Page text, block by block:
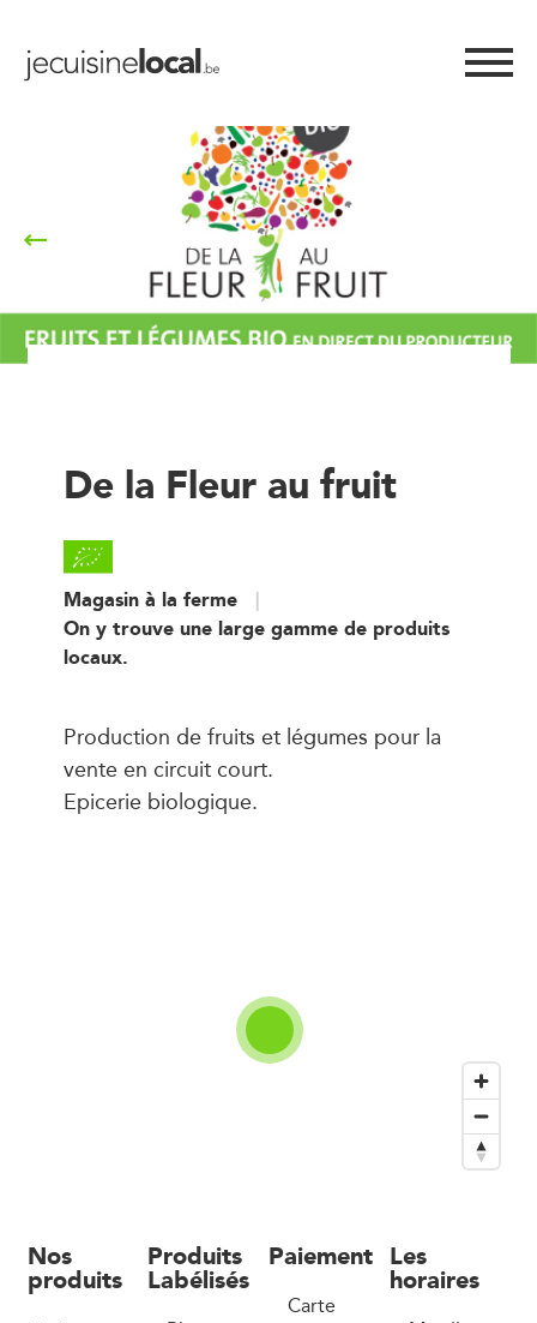
Retour à la liste
De la Fleur au fruit
Magasin à la ferme
On y trouve une large gamme de produits
locaux.
Production de fruits et légumes pour la
vente en circuit court.
Epicerie biologique.
Nos
produits
Produits
Labélisés
Paiement
Carte
Les
horaires